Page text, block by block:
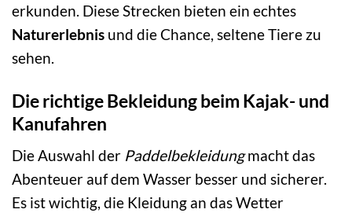
erkunden. Diese Strecken bieten ein echtes
Naturerlebnis und die Chance, seltene Tiere zu
sehen.
Die richtige Bekleidung beim Kajak- und
Kanufahren
Die Auswahl der Paddelbekleidungmacht das
Abenteuer auf dem Wasser besser und sicherer.
Es ist wichtig, die Kleidung an das Wetter